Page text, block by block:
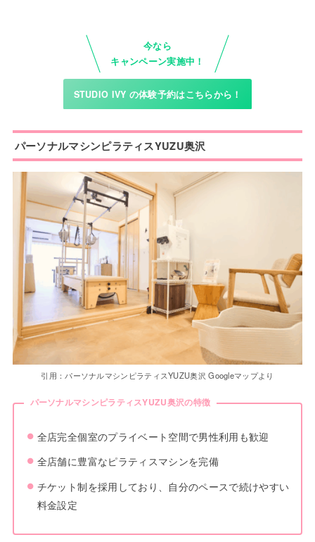
今なら
キャンペーン実施中！
STUDIO IVY の体験予約はこちらから！
パーソナルマシンピラティスYUZU奥沢
引用：パーソナルマシンピラティスYUZU奥沢 Googleマップより
パーソナルマシンピラティスYUZU奥沢の特徴
全店完全個室のプライベート空間で男性利用も歓迎
全店舗に豊富なピラティスマシンを完備
チケット制を採用しており、自分のペースで続けやすい
料金設定